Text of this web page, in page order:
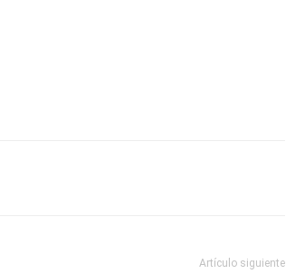
Artículo siguiente